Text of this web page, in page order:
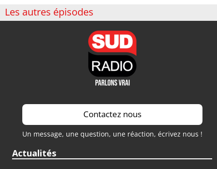
Les autres épisodes
Contactez nous
Un message, une question, une réaction, écrivez nous !
Actualités